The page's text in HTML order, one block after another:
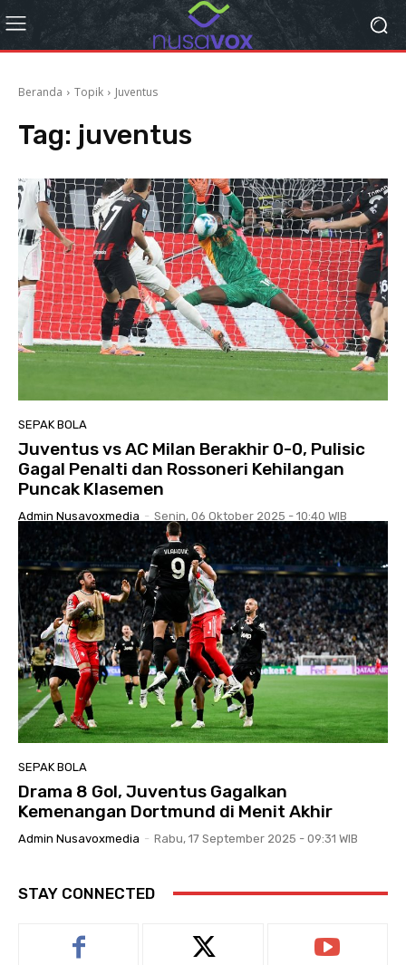
Beranda Topik Juventus
Tag: juventus
SEPAK BOLA
Juventus vs AC Milan Berakhir 0-0, Pulisic
Gagal Penalti dan Rossoneri Kehilangan
Puncak Klasemen
Admin Nusavoxmedia - Senin, 06 Oktober 2025 - 10:40 WIB
SEPAK BOLA
Drama 8 Gol, Juventus Gagalkan
Kemenangan Dortmund di Menit Akhir
Admin Nusavoxmedia - Rabu, 17 September 2025 - 09:31 WIB
STAY CONNECTED